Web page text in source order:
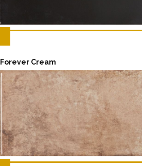
Forever Cream